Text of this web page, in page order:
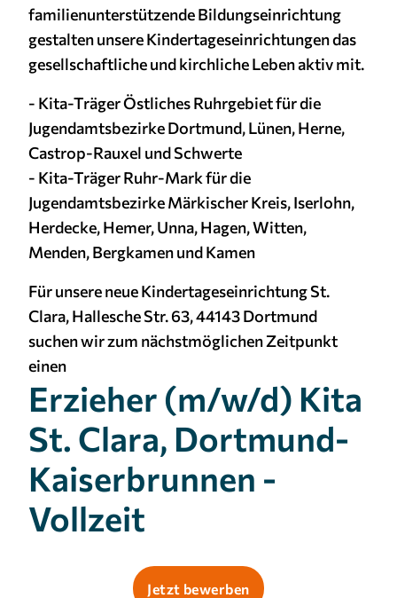
familienunterstützende Bildungseinrichtung
gestalten unsere Kindertageseinrichtungen das
gesellschaftliche und kirchliche Leben aktiv mit.
- Kita-Träger Östliches Ruhrgebiet für die
Jugendamtsbezirke Dortmund, Lünen, Herne,
Castrop-Rauxel und Schwerte
- Kita-Träger Ruhr-Mark für die
Jugendamtsbezirke Märkischer Kreis, Iserlohn,
Herdecke, Hemer, Unna, Hagen, Witten,
Menden, Bergkamen und Kamen
Für unsere neue Kindertageseinrichtung St.
Clara, Hallesche Str. 63, 44143 Dortmund
suchen wir zum nächstmöglichen Zeitpunkt
einen
Erzieher (m/w/d) Kita
St. Clara, Dortmund-
Kaiserbrunnen -
Vollzeit
Jetzt bewerben
Facebook Pixel
Name:
Anbieter:
Facebook
Zweck:
Anzeigen von personalisierter Werbung und
Auswertung der Leistung von Werbekampagnen.
Cookie Laufzeit:
3 Monate